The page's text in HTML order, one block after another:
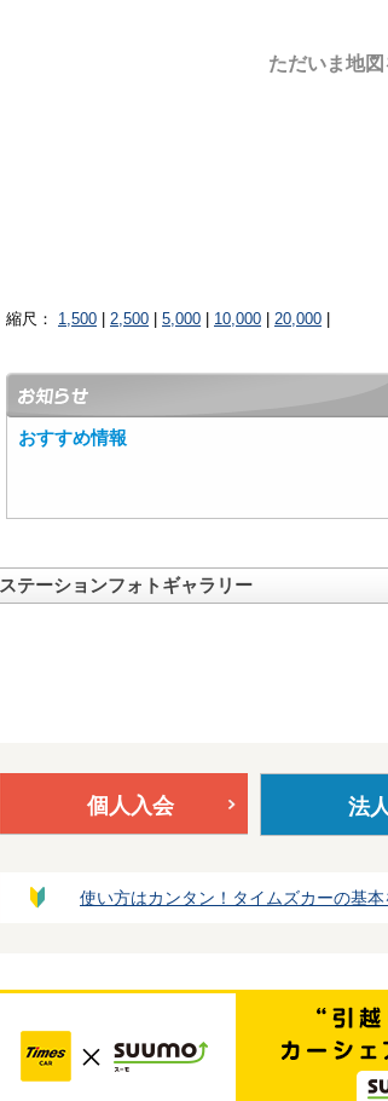
ただいま地
縮尺： 1,500 2,500 5,000 10,000 20,000
おすすめ情報
ステーションフォトギャラリー
個人入会 法
使い方はカンタン！タイムズカーの基